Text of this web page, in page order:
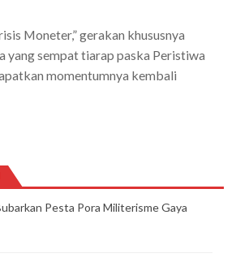
Moneter,” gerakan khususnya
yang sempat tiarap paska Peristiwa
momentumnya kembali
Pesta Pora Militerisme Gaya